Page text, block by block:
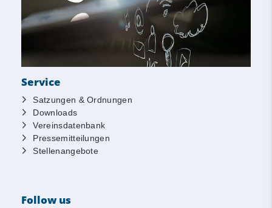
Service
Satzungen & Ordnungen
Downloads
Vereinsdatenbank
Pressemitteilungen
Stellenangebote
Follow us